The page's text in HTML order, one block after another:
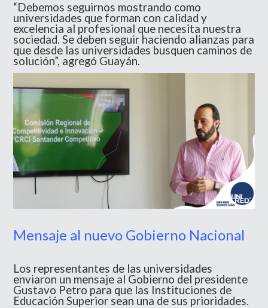
“Debemos seguirnos mostrando como
universidades que forman con calidad y
excelencia al profesional que necesita nuestra
sociedad. Se deben seguir haciendo alianzas para
que desde las universidades busquen caminos de
solución”, agregó Guayán.
Mensaje al nuevo Gobierno Nacional
Los representantes de las universidades
enviaron un mensaje al Gobierno del presidente
Gustavo Petro para que las Instituciones de
Educación Superior sean una de sus prioridades.